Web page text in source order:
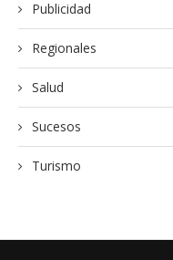
Publicidad
Regionales
Salud
Sucesos
Turismo